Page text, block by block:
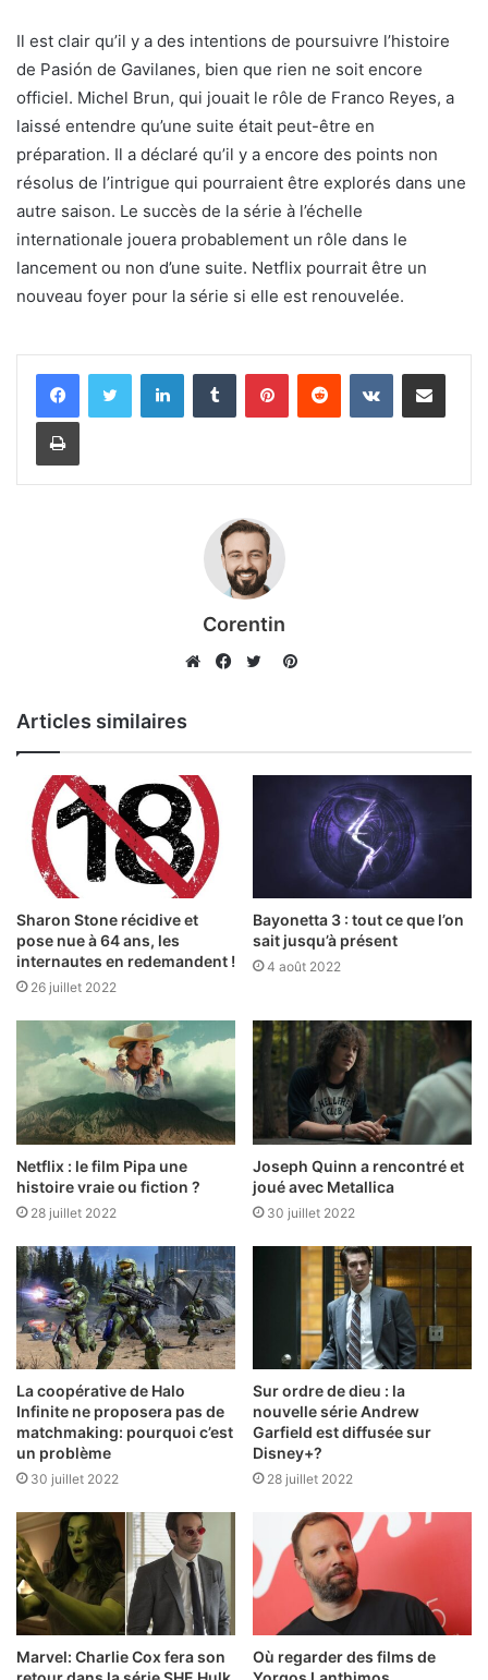
Il est clair qu’il y a des intentions de poursuivre l’histoire
de Pasión de Gavilanes, bien que rien ne soit encore
officiel. Michel Brun, qui jouait le rôle de Franco Reyes, a
laissé entendre qu’une suite était peut-être en
préparation. Il a déclaré qu’il y a encore des points non
résolus de l’intrigue qui pourraient être explorés dans une
autre saison. Le succès de la série à l’échelle
internationale jouera probablement un rôle dans le
lancement ou non d’une suite. Netflix pourrait être un
nouveau foyer pour la série si elle est renouvelée.
LinkedinTumblr PinterestReddit VKontaktePartager par email
Imprimer
Corentin
Pinterest
Articles similaires
Sharon Stone récidive et
pose nue à 64 ans, les
internautes en redemandent !
26 juillet 2022
Bayonetta 3 : tout ce que l’on
sait jusqu’à présent
4 août 2022
Netflix : le film Pipa une
histoire vraie ou fiction ?
28 juillet 2022
Joseph Quinn a rencontré et
joué avec Metallica
30 juillet 2022
La coopérative de Halo
Infinite ne proposera pas de
matchmaking: pourquoi c’est
un problème
30 juillet 2022
Sur ordre de dieu : la
nouvelle série Andrew
Garfield est diffusée sur
Disney+?
28 juillet 2022
Marvel: Charlie Cox fera son
Où regarder des films de